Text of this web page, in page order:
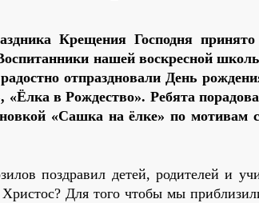
Крещения Господня принято
нашей воскресной
отпраздновали День
в Рождество». Ребята
«Сашка на ёлке» по мотивам
поздравил детей, родителей и
Для того чтобы мы